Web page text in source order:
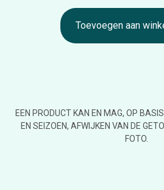
Toevoegen aan
EEN PRODUCT KAN EN MAG, OP
EN SEIZOEN, AFWIJKEN VAN DE
FOTO.